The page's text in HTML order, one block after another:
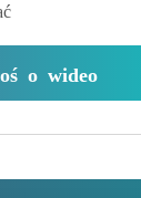
o wideo